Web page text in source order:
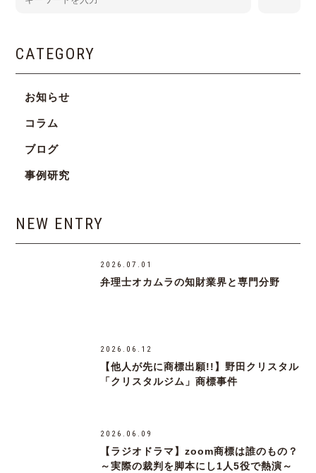
CATEGORY
お知らせ
コラム
ブログ
事例研究
NEW ENTRY
2026.07.01
弁理士オカムラの知財業界と専門分野
2026.06.12
【他人が先に商標出願!!】野田クリスタル
「クリスタルジム」商標事件
2026.06.09
【ラジオドラマ】zoom商標は誰のもの？
～実際の裁判を脚本にし1人5役で熱演～